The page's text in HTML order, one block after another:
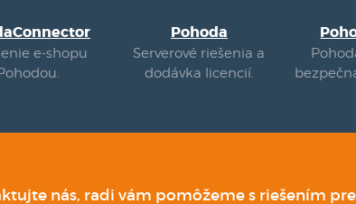
e-shopu
Pohoda
Serverové riešenia a
dodávka licencií.
nás, radi vám pomôžeme s riešením